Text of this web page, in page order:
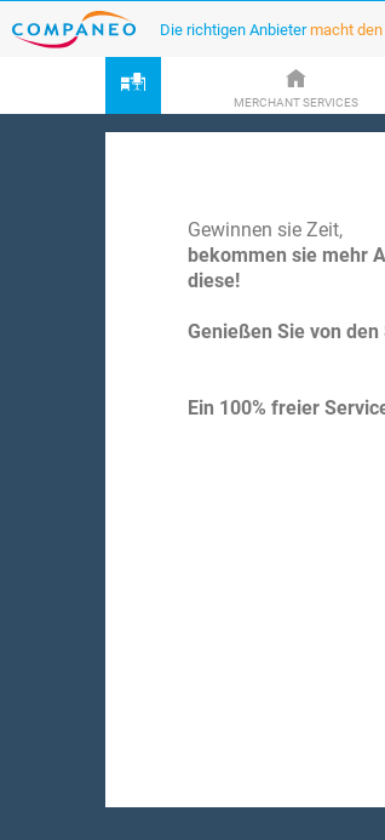
Die richtigen Anbietermacht
MERCHANT SERVICES
Gewinnen sie Zeit,
bekommen sie mehr
diese!
Genießen Sie von
Ein 100% freier